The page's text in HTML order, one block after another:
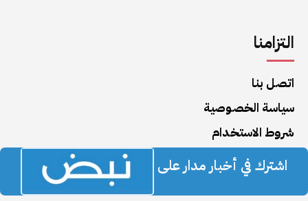
التزامنا
اتصل بنا
سياسة الخصوصية
شروط الاستخدام
اشترك في أخبار مدار على